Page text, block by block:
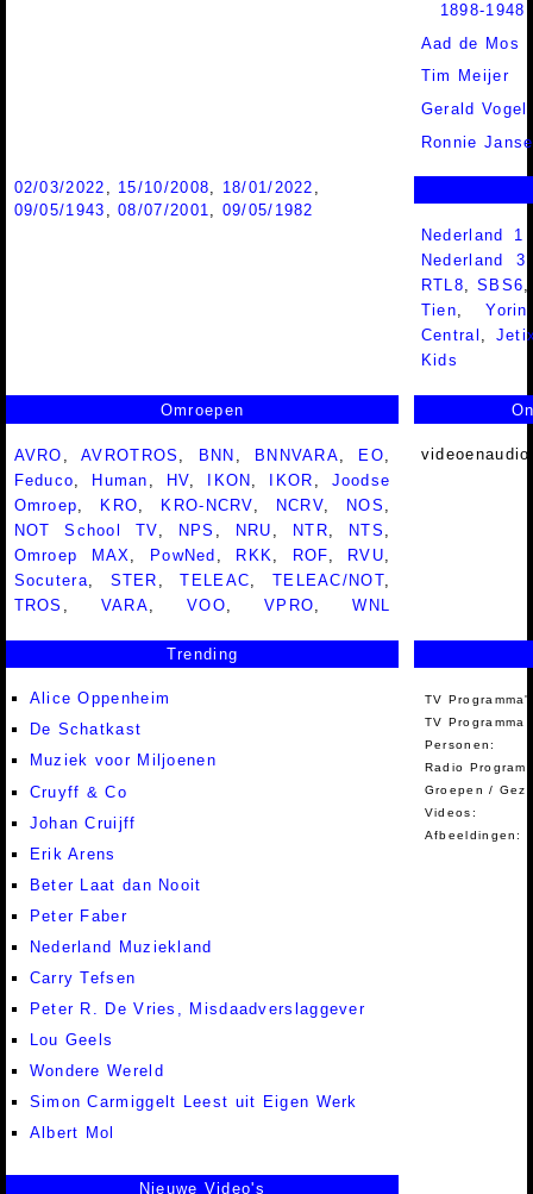
1898-1948
Aad de Mos
Tim Meijer
Gerald Vogel
Ronnie
02/03/2022 15/10/2008 18/01/2022
09/05/1943 ,08/07/2001
09/05/1982
Nederland
Nederland
RTL8,SBS6
Tien,Yorin
Central ,
Kids
Omroepen
AVRO ,AVROTROS BNN BNNVARA EO
Feduco
Human HV IKON IKOR
Joodse
Omroep
KRO KRO-NCRV NCRV NOS
NOT School TV
NPS NRU NTR NTS
Omroep MAX
PowNed RKK ROF RVU
Socutera
STER ,TELEAC TELEAC/NOT
TROS
VARA ,VOO ,VPRO ,WNL
Trending
Alice Oppenheim
De Schatkast
Muziek voor Miljoenen
Cruyff & Co
Johan Cruijff
Erik Arens
Beter Laat dan Nooit
Peter Faber
Nederland Muziekland
Carry Tefsen
Peter R. De Vries, Misdaadverslaggever
Lou Geels
Wondere Wereld
Simon Carmiggelt Leest uit Eigen Werk
Albert Mol
TV
TV Programma
Personen:
Radio
Groepen /
Videos:
Afbeeldingen:
Nieuwe Video's